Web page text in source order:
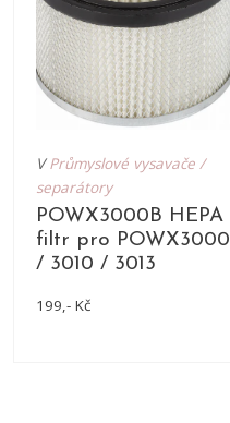
VPrůmyslové vysavače /
separátory
POWX3000B HEPA
filtr pro POWX3000
/ 3010 / 3013
199,- Kč